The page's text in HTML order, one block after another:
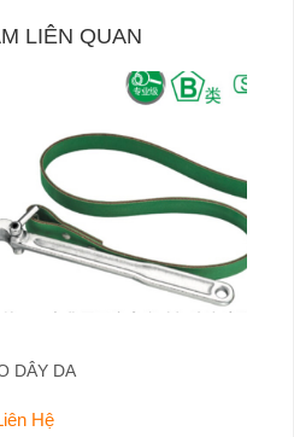
LIÊN QUAN
DÂY DA
Hệ